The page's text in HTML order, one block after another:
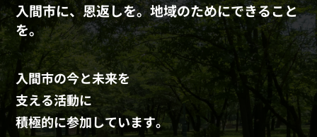
入間市に、恩返しを。地域のためにできること
を。
入間市の今と未来を
支える活動に
積極的に参加しています。